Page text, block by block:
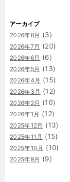
アーカイブ
2026年8月 (3)
2026年7月 (20)
2026年6月 (6)
2026年5月 (13)
2026年4月 (15)
2026年3月 (12)
2026年2月 (10)
2026年1月 (12)
2025年12月 (13)
2025年11月 (15)
2025年10月 (10)
2025年9月 (9)